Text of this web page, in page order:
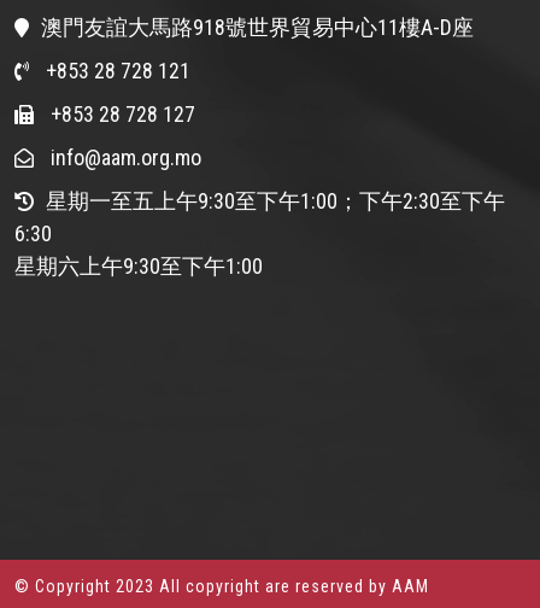
澳門友誼大馬路918號世界貿易中心11樓A-D座
+853 28 728 121
+853 28 728 127
info@aam.org.mo
星期一至五上午9:30至下午1:00；下午2:30至下午
6:30
星期六上午9:30至下午1:00
© Copyright 2023 All copyright are reserved by AAM